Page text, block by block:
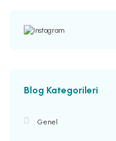
Blog Kategorileri
Genel